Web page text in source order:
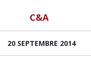
C&A
20 SEPTEMBRE 2014